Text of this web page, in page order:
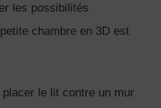
les possibilités
chambre en 3D est
le lit contre un mur